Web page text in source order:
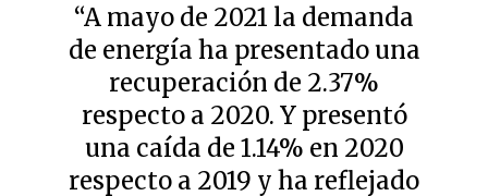
“A mayo de 2021 la demanda
de energía ha presentado una
recuperación de 2.37%
respecto a 2020. Y presentó
una caída de 1.14% en 2020
respecto a 2019 y ha reflejado